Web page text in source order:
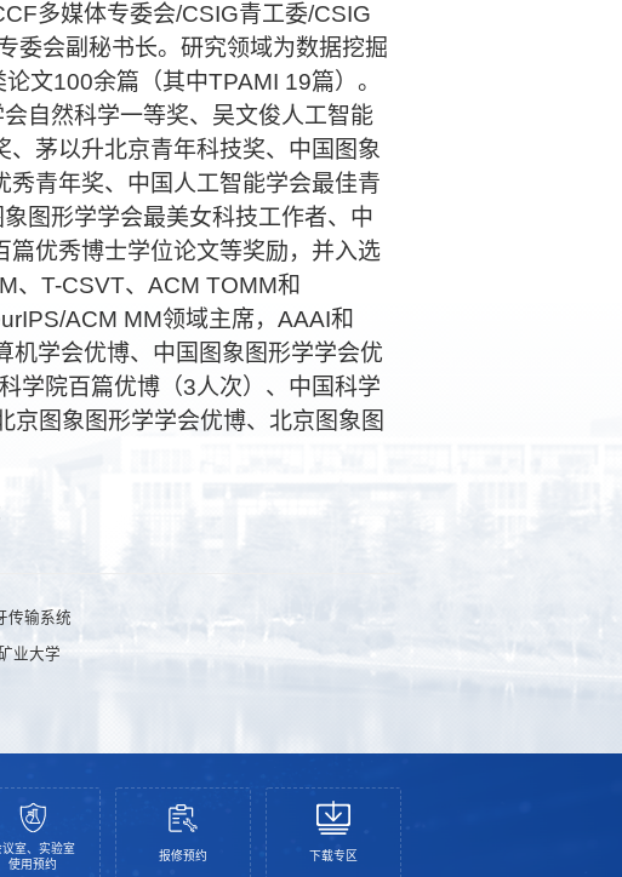
多媒体专委会/CSIG青工委/CSIG
委会副秘书长。研究领域为数据挖掘
论文100余篇（其中TPAMI 19篇）。
自然科学一等奖、吴文俊人工智能
、茅以升北京青年科技奖、中国图象
青年奖、中国人工智能学会最佳青
图形学学会最美女科技工作者、中
篇优秀博士学位论文等奖励，并入选
、 T-CSVT、 ACM TOMM和
ACM MM领域主席， AAAI和
机学会优博、中国图象图形学学会优
学院百篇优博（3人次）、中国科学
京图象图形学学会优博、北京图象图
传输系统
业大学
议室、实验室
使用预约
报修预约 下载专区